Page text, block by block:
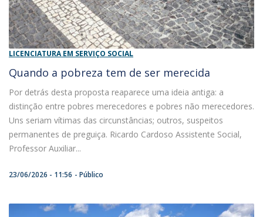
LICENCIATURA EM SERVIÇO SOCIAL
Quando a pobreza tem de ser merecida
Por detrás desta proposta reaparece uma ideia antiga: a
distinção entre pobres merecedores e pobres não merecedores.
Uns seriam vítimas das circunstâncias; outros, suspeitos
permanentes de preguiça. Ricardo Cardoso Assistente Social,
Professor Auxiliar...
23/06/2026 - 11:56 Público